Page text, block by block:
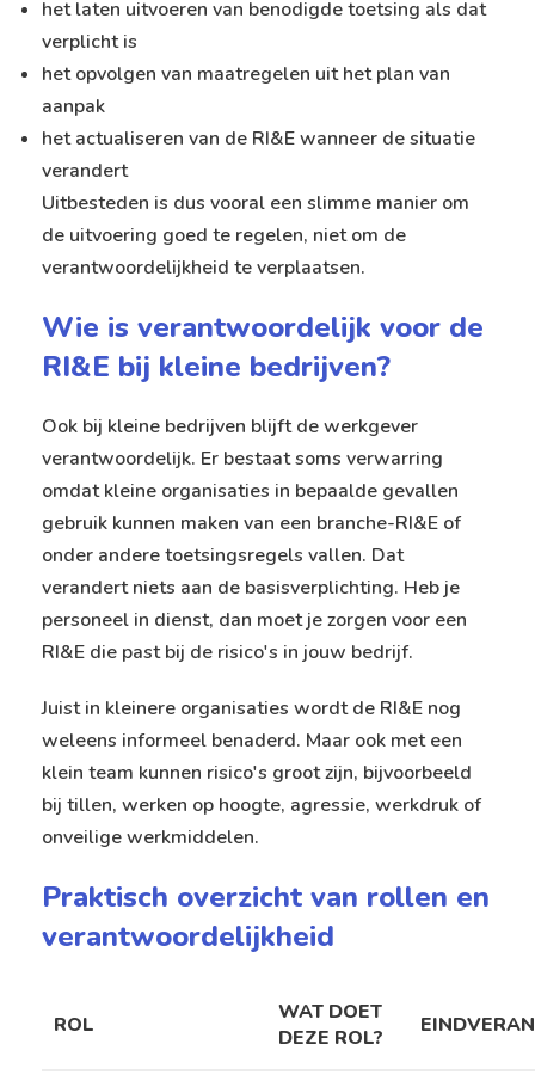
het laten uitvoeren van benodigde toetsing als dat
verplicht is
het opvolgen van maatregelen uit het plan van
aanpak
het actualiseren van de RI&E wanneer de situatie
verandert
Uitbesteden is dus vooral een slimme manier om
de uitvoering goed te regelen, niet om de
verantwoordelijkheid te verplaatsen.
Wie is verantwoordelijk voor de
RI&E bij kleine bedrijven?
Ook bij kleine bedrijven blijft de werkgever
verantwoordelijk. Er bestaat soms verwarring
omdat kleine organisaties in bepaalde gevallen
gebruik kunnen maken van een branche-RI&E of
onder andere toetsingsregels vallen. Dat
verandert niets aan de basisverplichting. Heb je
personeel in dienst, dan moet je zorgen voor een
RI&E die past bij de risico's in jouw bedrijf.
Juist in kleinere organisaties wordt de RI&E nog
weleens informeel benaderd. Maar ook met een
klein team kunnen risico's groot zijn, bijvoorbeeld
bij tillen, werken op hoogte, agressie, werkdruk of
onveilige werkmiddelen.
Praktisch overzicht van rollen en
verantwoordelijkheid
ROL
WAT DOET
DEZE ROL?